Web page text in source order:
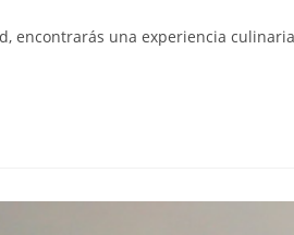
encontrarás una experiencia